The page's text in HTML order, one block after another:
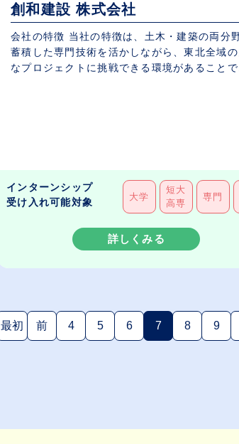
創和建設 株式会社
会社の特徴 当社の特徴は、土木・建築の両分
蓄積した専門技術を活かしながら、東北全域の
なプロジェクトに挑戦できる環境があることで
インターンシップ
受け入れ可能対象
大学
短大
高専
専門
詳しくみる
最初 前 4 5 6 7(現在のページ)
8 9